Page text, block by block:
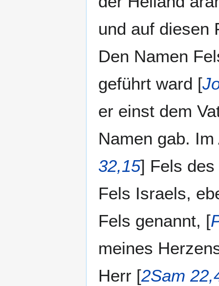
und auf diesen
Den Namen
geführt ward [
er einst dem
Namen gab.
32,15] Fels
Fels Israels,
Fels genannt, [
meines
Herr [2Sam